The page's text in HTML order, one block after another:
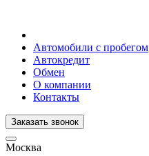
Автомобили с пробегом
Автокредит
Обмен
О компании
Контакты
Заказать звонок
Москва